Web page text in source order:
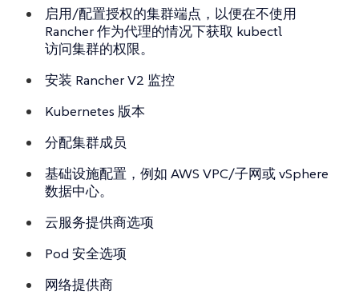
启用/配置授权的集群端点，以便在不使用
Rancher 作为代理的情况下获取 kubectl
访问集群的权限。
安装 Rancher V2 监控
Kubernetes 版本
分配集群成员
基础设施配置，例如 AWS VPC/子网或 vSphere
数据中心。
云服务提供商选项
Pod 安全选项
网络提供商